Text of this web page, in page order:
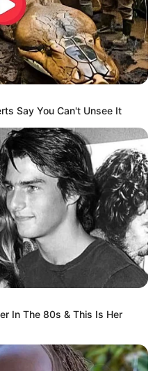
di
Potret
Berusia
Say You Can't Unsee It
In The 80s & This Is Her